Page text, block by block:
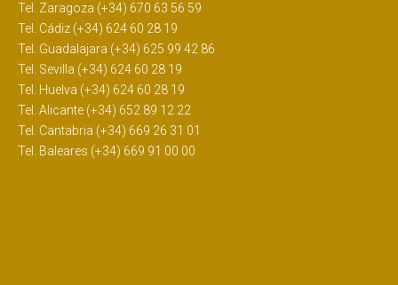
Tel. Zaragoza (+34) 670 63 56 59
Tel. Cádiz (+34) 624 60 28 19
Tel. Guadalajara (+34) 625 99 42 86
Tel. Sevilla (+34) 624 60 28 19
Tel. Huelva (+34) 624 60 28 19
Tel. Alicante (+34) 652 89 12 22
Tel. Cantabria (+34) 669 26 31 01
Tel. Baleares (+34) 669 91 00 00